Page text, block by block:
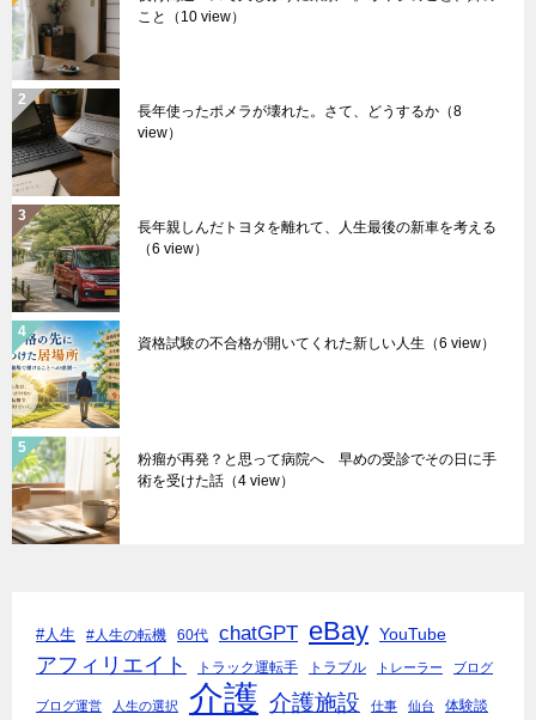
こと
（10 view）
長年使ったポメラが壊れた。さて、どうするか （8
view）
長年親しんだトヨタを離れて、人生最後の新車を考える
（6 view）
資格試験の不合格が開いてくれた新しい人生 （6 view）
粉瘤が再発？と思って病院へ 早めの受診でその日に手
術を受けた話 （4 view）
#人生 #人生の転機 60代 chatGPT eBay YouTube
アフィリエイト トラック運転手 トラブル トレーラー ブログ
ブログ運営 人生の選択 介護 介護施設 仕事 仙台 体験談